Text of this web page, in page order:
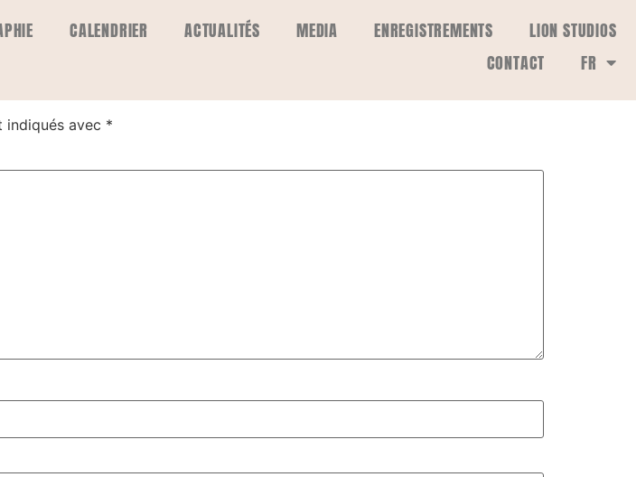
CALENDRIER ACTUALITÉS MEDIA ENREGISTREMENTS
LION STUDIOS
CONTACT
FR
indiqués avec *